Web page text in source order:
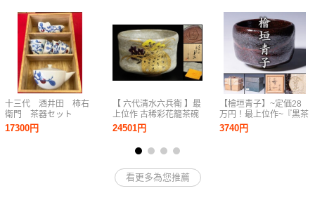
十三代 酒井田 柿右
衛門 茶器セット
17300円
【 六代清水六兵衛 】最
上位作 古稀彩花籠茶碗
共箱 保証
24501円
【檜垣青子】~定価28
万円！最上位作~『黒茶
碗』銘『無一』共箱(聚
光院/小野澤寛海和尚書
3740円
看更多為您推薦